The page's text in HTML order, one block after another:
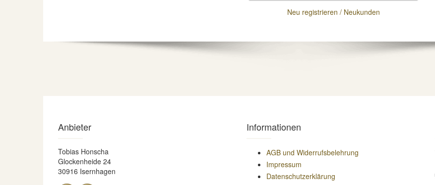
Neu registrieren / Neukunden
Anbieter
Tobias Honscha
Glockenheide 24
30916 Isernhagen
Informationen
AGB und Widerrufsbelehrung
Impressum
Datenschutzerklärung